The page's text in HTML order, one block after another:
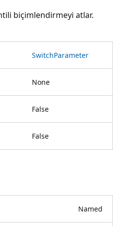
biçimlendirmeyi atlar.
SwitchParameter
None
False
False
Named